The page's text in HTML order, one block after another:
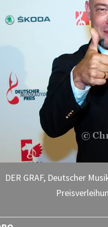
DER GRAF, Deutscher